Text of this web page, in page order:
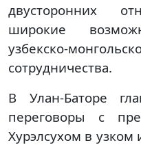
двусторонних
широкие
узбекско-
сотрудничества.
В Улан-Баторе
переговоры с
Хурэлсухом в узком